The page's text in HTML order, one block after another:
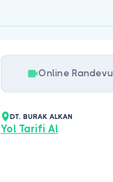
Online Randevu
DT. BURAK ALKAN
Yol Tarifi Al